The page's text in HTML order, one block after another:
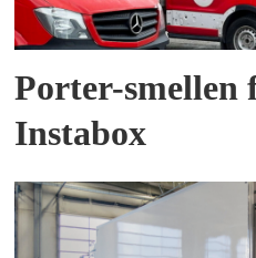
Porter-smellen
Instabox